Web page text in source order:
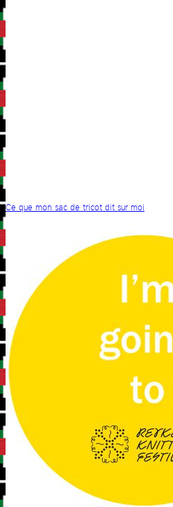
Ce que mon sac de tricot dit sur moi